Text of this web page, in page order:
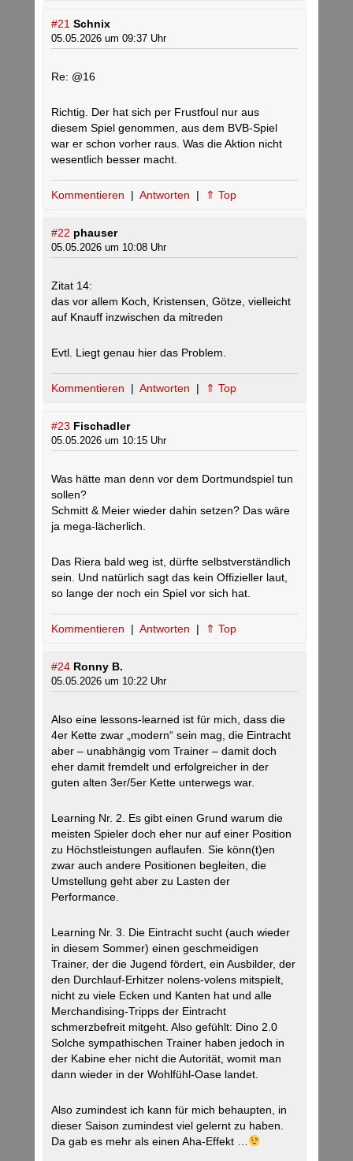
#21 Schnix
05.05.2026 um 09:37 Uhr
Re: @16
Richtig. Der hat sich per Frustfoul nur aus
diesem Spiel genommen, aus dem BVB-Spiel
war er schon vorher raus. Was die Aktion nicht
wesentlich besser macht.
Kommentieren | Antworten | ⇑ Top
#22 phauser
05.05.2026 um 10:08 Uhr
Zitat 14:
das vor allem Koch, Kristensen, Götze, vielleicht
auf Knauff inzwischen da mitreden
Evtl. Liegt genau hier das Problem.
Kommentieren | Antworten | ⇑ Top
#23 Fischadler
05.05.2026 um 10:15 Uhr
Was hätte man denn vor dem Dortmundspiel tun
sollen?
Schmitt & Meier wieder dahin setzen? Das wäre
ja mega-lächerlich.
Das Riera bald weg ist, dürfte selbstverständlich
sein. Und natürlich sagt das kein Offizieller laut,
so lange der noch ein Spiel vor sich hat.
Kommentieren | Antworten | ⇑ Top
#24 Ronny B.
05.05.2026 um 10:22 Uhr
Also eine lessons-learned ist für mich, dass die
4er Kette zwar „modern“ sein mag, die Eintracht
aber – unabhängig vom Trainer – damit doch
eher damit fremdelt und erfolgreicher in der
guten alten 3er/5er Kette unterwegs war.
Learning Nr. 2. Es gibt einen Grund warum die
meisten Spieler doch eher nur auf einer Position
zu Höchstleistungen auflaufen. Sie könn(t)en
zwar auch andere Positionen begleiten, die
Umstellung geht aber zu Lasten der
Performance.
Learning Nr. 3. Die Eintracht sucht (auch wieder
in diesem Sommer) einen geschmeidigen
Trainer, der die Jugend fördert, ein Ausbilder, der
den Durchlauf-Erhitzer nolens-volens mitspielt,
nicht zu viele Ecken und Kanten hat und alle
Merchandising-Tripps der Eintracht
schmerzbefreit mitgeht. Also gefühlt: Dino 2.0
Solche sympathischen Trainer haben jedoch in
der Kabine eher nicht die Autorität, womit man
dann wieder in der Wohlfühl-Oase landet.
Also zumindest ich kann für mich behaupten, in
dieser Saison zumindest viel gelernt zu haben.
Da gab es mehr als einen Aha-Effekt …